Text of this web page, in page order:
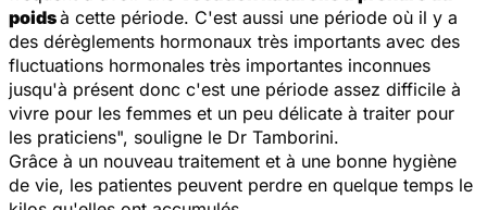
poidsà cette période. C'est aussi une période où il y a
des dérèglements hormonaux très importants avec des
fluctuations hormonales très importantes inconnues
jusqu'à présent donc c'est une période assez difficile à
vivre pour les femmes et un peu délicate à traiter pour
les praticiens", souligne le Dr Tamborini.
Grâce à un nouveau traitement et à une bonne hygiène
de vie, les patientes peuvent perdre en quelque temps le